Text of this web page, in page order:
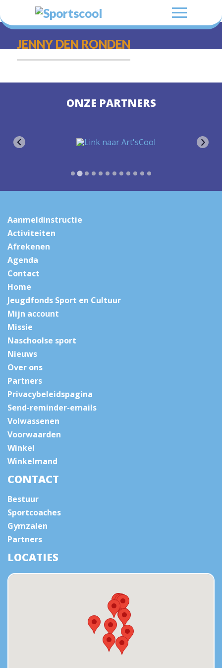
JENNY DEN RONDEN
ONZE PARTNERS
Aanmeldinstructie
Activiteiten
Afrekenen
Agenda
Contact
Home
Jeugdfonds Sport en Cultuur
Mijn account
Missie
Naschoolse sport
Nieuws
Over ons
Partners
Privacybeleidspagina
Send-reminder-emails
Volwassenen
Voorwaarden
Winkel
Winkelmand
CONTACT
Bestuur
Sportcoaches
Gymzalen
Partners
LOCATIES